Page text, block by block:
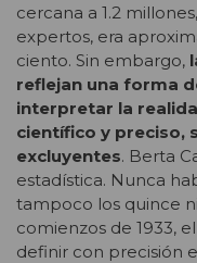
cercana a 1.2
expertos, era
ciento. Sin embargo,
reflejan una forma
interpretar la
científico y preciso,
excluyentes. Berta
estadística. Nunca
tampoco los quince
comienzos de 1933,
definir con precisión